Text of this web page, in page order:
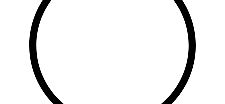
107,1 FM
Балык бистәсе
104,9 FM
Баулы
107,5 FM